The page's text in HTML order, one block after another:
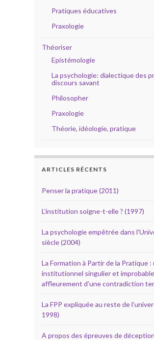
Pratiques éducatives
Praxologie
Théoriser
Epistémologie
La psychologie: dialectique des
discours savant
Philosopher
Praxologie
Théorie, idéologie, pratique
ARTICLES RÉCENTS
Penser la pratique (2011)
L’institution soigne-t-elle ? (1997)
La psychologie empêtrée dans
siècle (2004)
La Formation à Partir de la Pratique
institutionnel singulier et
affleurement d’une contradiction
La FPP expliquée au reste de
1998)
A propos des épreuves de